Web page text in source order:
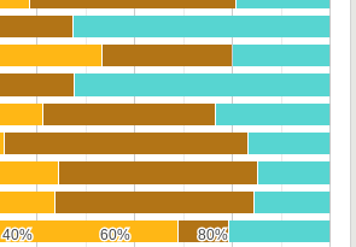
40%
40% 60%
60% 80%
80%